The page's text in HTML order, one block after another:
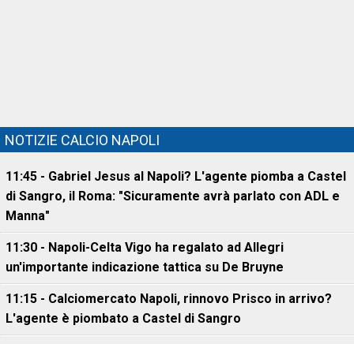
NOTIZIE CALCIO NAPOLI
11:45 - Gabriel Jesus al Napoli? L'agente piomba a Castel
di Sangro, il Roma: "Sicuramente avrà parlato con ADL e
Manna"
11:30 - Napoli-Celta Vigo ha regalato ad Allegri
un'importante indicazione tattica su De Bruyne
11:15 - Calciomercato Napoli, rinnovo Prisco in arrivo?
L'agente è piombato a Castel di Sangro